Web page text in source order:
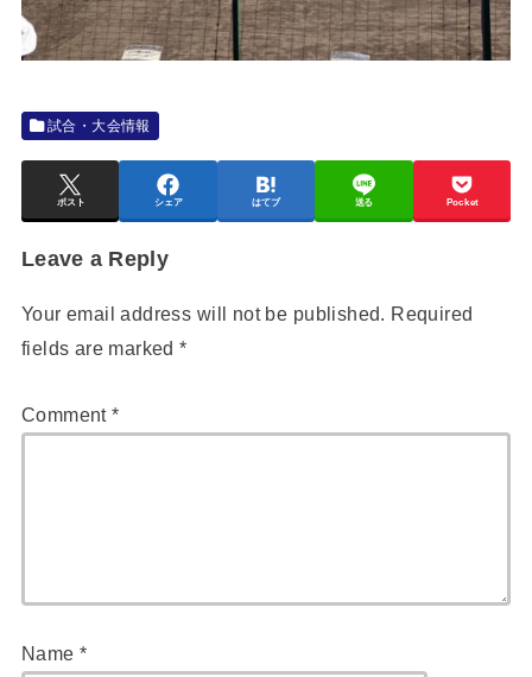
試合・大会情報
ポスト シェア はてブ 送る Pocket
Leave a Reply
Your email address will not be published. Required
fields are marked*
Comment*
Name *